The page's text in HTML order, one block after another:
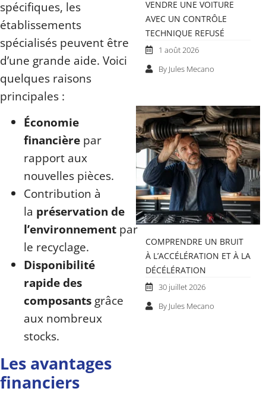
spécifiques, les
établissements
spécialisés peuvent être
d’une grande aide. Voici
quelques raisons
principales :
Économie
financière par
rapport aux
nouvelles pièces.
Contribution à
la préservation de
l’environnement par
le recyclage.
Disponibilité
rapide des
composants grâce
aux nombreux
stocks.
Les avantages
financiers
VENDRE UNE VOITURE
AVEC UN CONTRÔLE
TECHNIQUE REFUSÉ
1 août 2026
By Jules Mecano
COMPRENDRE UN BRUIT
À L’ACCÉLÉRATION ET À LA
DÉCÉLÉRATION
30 juillet 2026
By Jules Mecano